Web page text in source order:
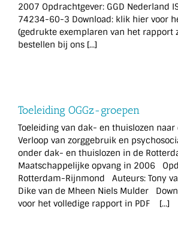
2007 Opdrachtgever: GGD Nederland
74234-60-3 Download: klik hier voor
(gedrukte exemplaren van het rapport
bestellen bij ons [...]
Toeleiding OGGz-groepen
Toeleiding van dak- en thuislozen
Verloop van zorggebruik en
onder dak- en thuislozen in de
Maatschappelijke opvang in 2006
Rotterdam-Rijnmond Auteurs: Tony
Dike van de Mheen Niels Mulder
voor het volledige rapport in PDF [...]